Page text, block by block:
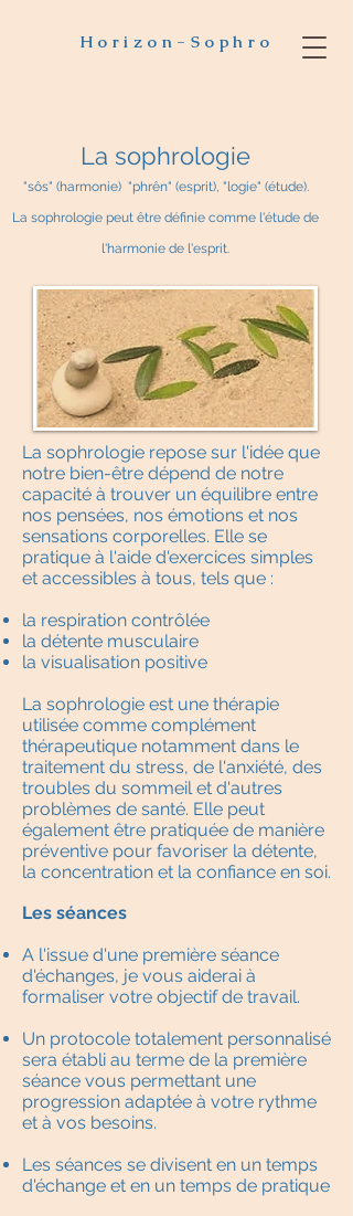
Horizon-Sophro
La sophrologie
"sôs" (harmonie) "phrên" (esprit), "logie" (étude).
La sophrologie peut être définie comme l'étude de
l'harmonie de l'esprit.
La sophrologie repose sur l'idée que
notre bien-être dépend de notre
capacité à trouver un équilibre entre
nos pensées, nos émotions et nos
sensations corporelles. Elle se
pratique à l'aide d'exercices simples
et accessibles à tous, tels que :
la respiration contrôlée
la détente musculaire
la visualisation positive
La sophrologie est une thérapie
utilisée comme complément
thérapeutique notamment dans le
traitement du stress, de l'anxiété, des
troubles du sommeil et d'autres
problèmes de santé. Elle peut
également être pratiquée de manière
préventive pour favoriser la détente,
la concentration et la confiance en soi.
Les séances
A l'issue d'une première séance
d'échanges, je vous aiderai à
formaliser votre objectif de travail.
Un protocole totalement personnalisé
sera établi au terme de la première
séance vous permettant une
progression adaptée à votre rythme
et à vos besoins.
Les séances se divisent en un temps
d'échange et en un temps de pratique